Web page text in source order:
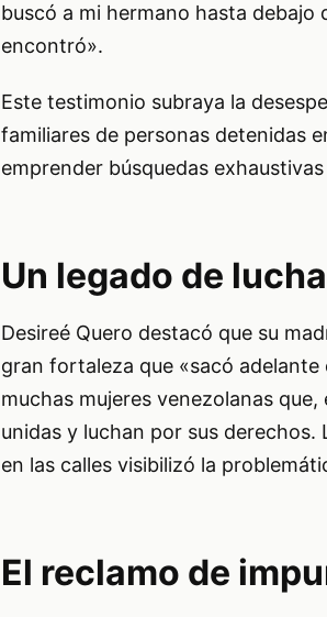
buscó a mi hermano hasta debajo
encontró».
Este testimonio subraya la
familiares de personas detenidas
emprender búsquedas
Un legado de lucha
Desireé Quero destacó que su
gran fortaleza que «sacó
muchas mujeres venezolanas
unidas y luchan por sus derechos.
en las calles visibilizó la
El reclamo de